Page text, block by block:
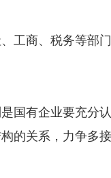
商、税务等部门
有企业要充分认
的关系，力争多